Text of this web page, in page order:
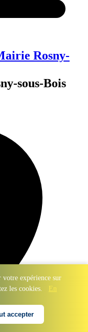
expérience sur
les cookies.
En
accepter
Rosny-
sous-Bois